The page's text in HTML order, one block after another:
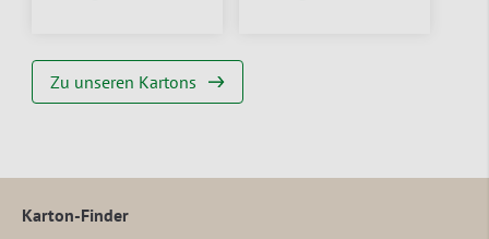
Zu unseren Kartons
Karton-Finder